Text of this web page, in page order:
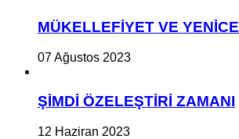
MÜKELLEFİYET VE YENİCE
07 Ağustos 2023
ŞİMDİ ÖZELEŞTİRİ ZAMANI
12 Haziran 2023